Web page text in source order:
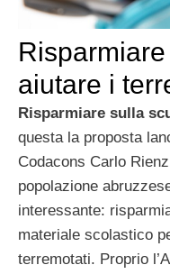
aiutare i
Risparmiare sulla
questa la proposta
Codacons Carlo
popolazione
interessante:
materiale scolastico
terremotati. Proprio